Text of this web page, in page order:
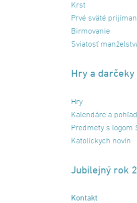
Krst
Prvé sväté
Birmovanie
Sviatosť
Hry a darčeky
Hry
Kalendáre a
Predmety s logom
Katolíckych novín
Jubilejný rok
Kontakt